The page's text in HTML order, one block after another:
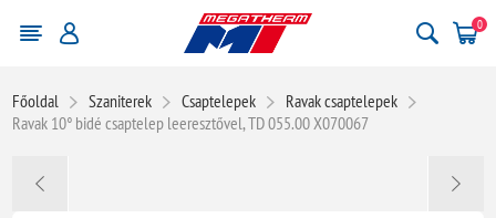
0
Főoldal Szaniterek Csaptelepek
Ravak csaptelepek
Ravak 10° bidé csaptelep leeresztővel, TD 055.00 X070067